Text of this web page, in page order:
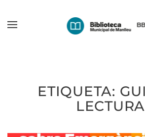
ETIQUETA:
LECTURA